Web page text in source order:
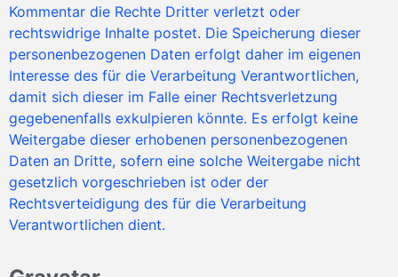
Kommentar die Rechte Dritter verletzt oder
rechtswidrige Inhalte postet. Die Speicherung dieser
personenbezogenen Daten erfolgt daher im eigenen
Interesse des für die Verarbeitung Verantwortlichen,
damit sich dieser im Falle einer Rechtsverletzung
gegebenenfalls exkulpieren könnte. Es erfolgt keine
Weitergabe dieser erhobenen personenbezogenen
Daten an Dritte, sofern eine solche Weitergabe nicht
gesetzlich vorgeschrieben ist oder der
Rechtsverteidigung des für die Verarbeitung
Verantwortlichen dient.